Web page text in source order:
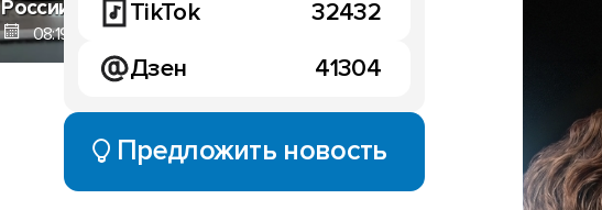
России: цены
08:19, 6 февраля
ультимативный
TikTok
32432
Дзен
41304
Предложить новость